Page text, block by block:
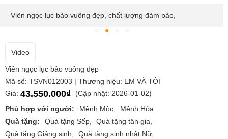
Viên ngọc lục bảo vuông đẹp, chất lượng đảm bảo,
Video
Viên ngọc lục bảo vuông đẹp
Mã số: TSVN012003 | Thương hiệu: EM VÀ TÔI
Giá: 43.550.000₫
(Cập nhật: 2026-01-02)
Phù hợp với người:
Mệnh Mộc
Mệnh Hỏa
Quà tặng:
Quà tặng Sếp
Quà tặng tân gia
Quà tặng Giáng sinh
Quà tặng sinh nhật Nữ